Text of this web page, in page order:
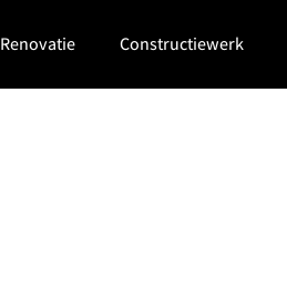
Renovatie Constructiewerk